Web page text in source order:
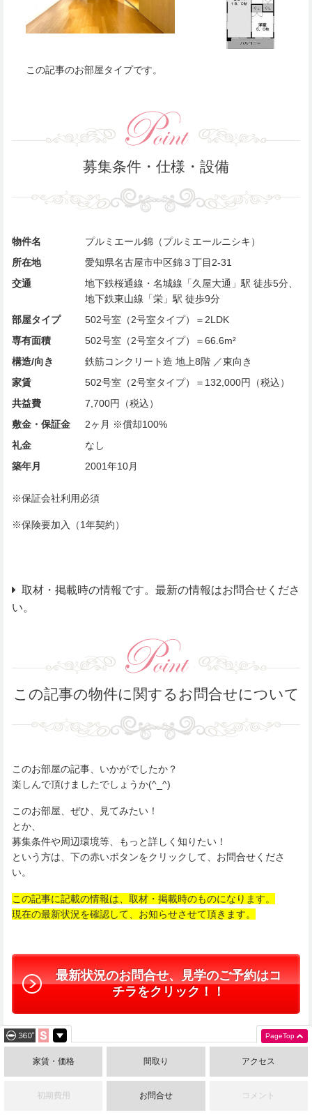
この記事のお部屋タイプです。
募集条件・仕様・設備
物件名
プルミエール錦（プルミエールニシキ）
所在地
愛知県名古屋市中区錦３丁目2-31
交通
地下鉄桜通線・名城線「久屋大通」駅 徒歩5分、
地下鉄東山線「栄」駅 徒歩9分
部屋タイプ
502号室（2号室タイプ）＝2LDK
専有面積
502号室（2号室タイプ）＝66.6m²
構造/向き
鉄筋コンクリート造 地上8階 ／東向き
家賃
502号室（2号室タイプ）＝132,000円（税込）
共益費
7,700円（税込）
敷金・保証金
2ヶ月 ※償却100%
礼金
なし
築年月
2001年10月
※保証会社利用必須
※保険要加入（1年契約）
取材・掲載時の情報です。最新の情報はお問合せくださ
い。
この記事の物件に関するお問合せについて
このお部屋の記事、いかがでしたか？
楽しんで頂けましたでしょうか(^_^)
このお部屋、ぜひ、見てみたい！
とか、
募集条件や周辺環境等、もっと詳しく知りたい！
という方は、下の赤いボタンをクリックして、お問合せくださ
い。
この記事に記載の情報は、取材・掲載時のものになります。
現在の最新状況を確認して、お知らせさせて頂きます。
最新状況のお問合せ、見学のご予約はコ
チラをクリック！！
お電話でのお問合わせはこちら
052-325-3795
家賃・価格 間取り アクセス
初期費用 お問合せ コメント
PageTop